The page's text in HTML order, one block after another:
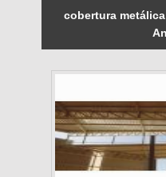
cobertura